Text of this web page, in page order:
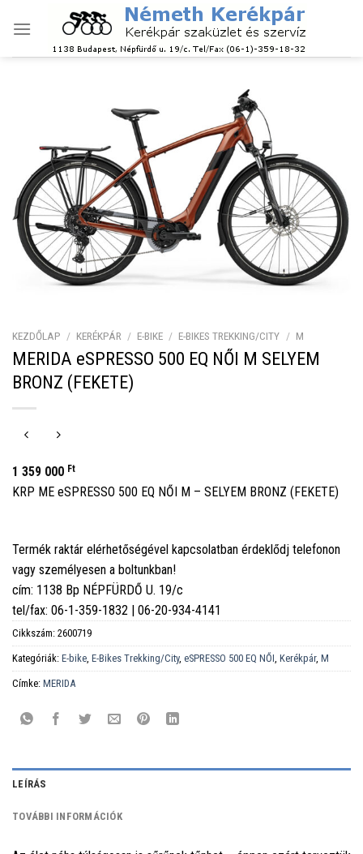
KEZDŐLAP / KERÉKPÁR / E-BIKE / E-BIKES TREKKING/CITY / M
MERIDA eSPRESSO 500 EQ NŐI M SELYEM
BRONZ (FEKETE)
1 359 000 Ft
KRP ME eSPRESSO 500 EQ NŐI M – SELYEM BRONZ (FEKETE)
Termék raktár elérhetőségével kapcsolatban érdeklődj telefonon
vagy személyesen a boltunkban!
cím: 1138 Bp NÉPFÜRDŐ U. 19/c
tel/fax: 06-1-359-1832 | 06-20-934-4141
Cikkszám: 2600719
Kategóriák: E-bike E-Bikes Trekking/City, eSPRESSO 500 EQ NŐI Kerékpár, M
Címke: MERIDA
LEÍRÁS
TOVÁBBI INFORMÁCIÓK